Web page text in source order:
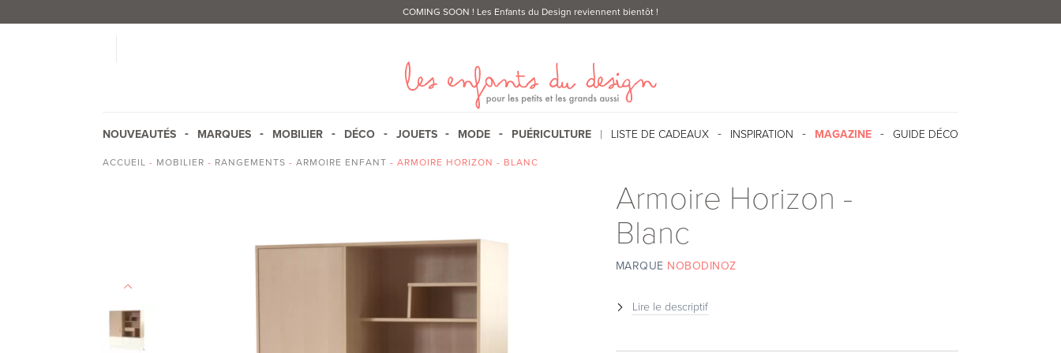
COMING SOON ! Les Enfants du Design reviennent bientôt !
NOUVEAUTÉS MARQUES MOBILIER DÉCO JOUETS MODE PUÉRICULTURE LISTE DE CADEAUX INSPIRATION MAGAZINE GUIDE DÉCO
ACCUEIL - MOBILIER - RANGEMENTS - ARMOIRE ENFANT - ARMOIRE HORIZON - BLANC
Armoire Horizon -
Blanc
MARQUE NOBODINOZ
Lire le descriptif